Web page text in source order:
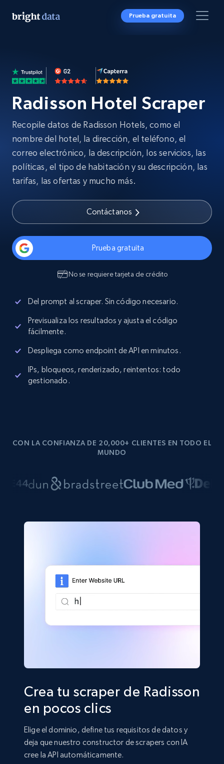
Prueba gratuita
Radisson Hotel Scraper
Recopile datos de Radisson Hotels, como el
nombre del hotel, la dirección, el teléfono, el
correo electrónico, la descripción, los servicios, las
políticas, el tipo de habitación y su descripción, las
tarifas, las ofertas y mucho más.
Contáctanos
Prueba gratuita
No se requiere tarjeta de crédito
Del prompt al scraper. Sin código necesario.
Previsualiza los resultados y ajusta el código
fácilmente.
Despliega como endpoint de API en minutos.
IPs, bloqueos, renderizado, reintentos: todo
gestionado.
CON LA CONFIANZA DE 20,000+ CLIENTES EN TODO EL
MUNDO
Crea tu scraper de Radisson
en pocos clics
Elige el dominio, define tus requisitos de datos y
deja que nuestro constructor de scrapers con IA
cree la API automáticamente.